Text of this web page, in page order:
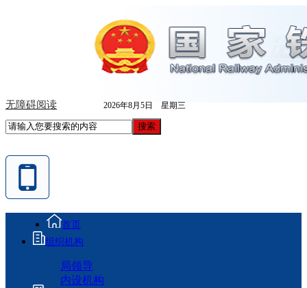
无障碍阅读 2026年8月5日 星期三
首页
组织机构
局领导
内设机构